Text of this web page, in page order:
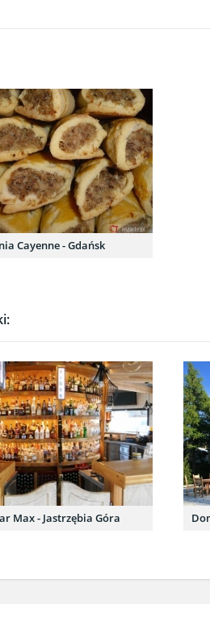
Cayenne - Gdańsk
Max - Jastrzębia Góra